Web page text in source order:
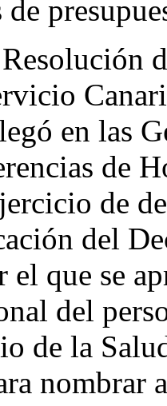
en las
de
de
del
el que se
del
de la
nombrar